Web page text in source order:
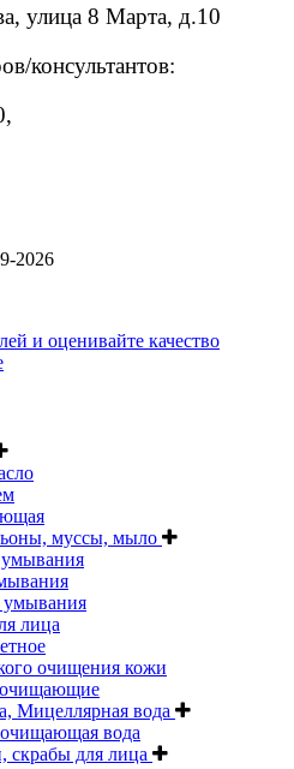
улица 8 Марта, д.10
консультантов:
2026
муссы, мыло
лица
очищения кожи
Мицеллярная вода
вода
скрабы для лица